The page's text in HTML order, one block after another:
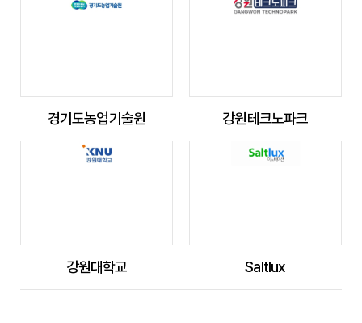
경기도농업기술원 강원테크노파크
강원대학교 Saltlux